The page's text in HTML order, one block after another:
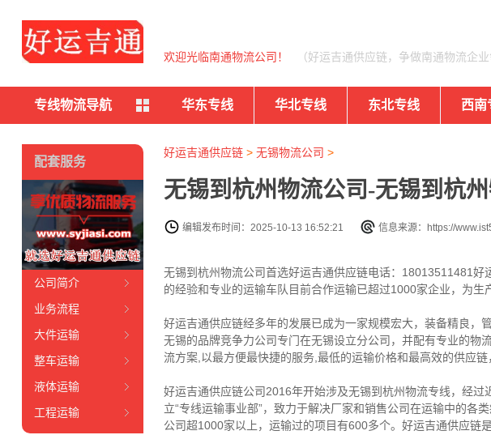
欢迎光临南通物流公司！ （好运吉通供应链，争做南通物流企业
专线物流导航 华东专线 华北专线 东北专线 西南
好运吉通供应链> 无锡物流公司 >
无锡到杭州物流公司-无锡到杭
编辑发布时间：2025-10-13 16:52:21 信息来源：https://
无锡到杭州物流公司首选好运吉通供应链电话：18013511481
的经验和专业的运输车队目前合作运输已超过1000家企业，为
好运吉通供应链经多年的发展已成为一家规模宏大，装备精良，
无锡的品牌竞争力公司专门在无锡设立分公司，并配有专业的物
流方案,以最方便最快捷的服务,最低的运输价格和最高效的供应
好运吉通供应链公司2016年开始涉及无锡到杭州物流专线，经
立“专线运输事业部”，致力于解决厂家和销售公司在运输中的各
公司超1000家以上，运输过的项目有600多个。好运吉通供应链
配套服务
公司简介
业务流程
大件运输
整车运输
液体运输
工程运输